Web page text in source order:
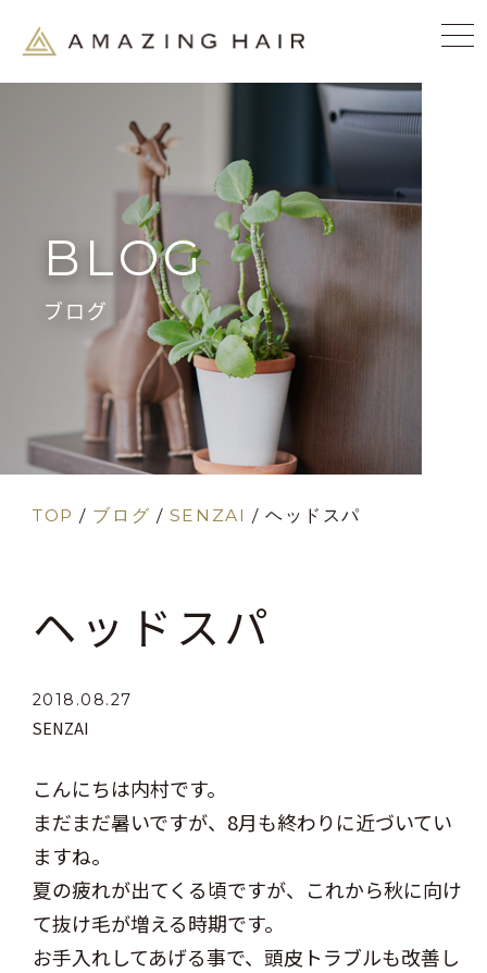
BLOG
ブログ
TOP / ブログ / SENZAI /ヘッドスパ
ヘッドスパ
2018.08.27
SENZAI
こんにちは内村です。
まだまだ暑いですが、8月も終わりに近づいてい
ますね。
夏の疲れが出てくる頃ですが、これから秋に向け
て抜け毛が増える時期です。
お手入れしてあげる事で、頭皮トラブルも改善し